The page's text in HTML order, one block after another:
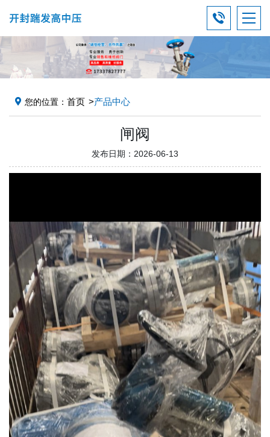
您的位置： 首页 产品中心
闸阀
发布日期：2026-06-13